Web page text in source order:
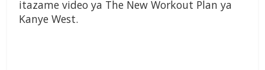
itazame video ya The New Workout Plan ya
Kanye West.